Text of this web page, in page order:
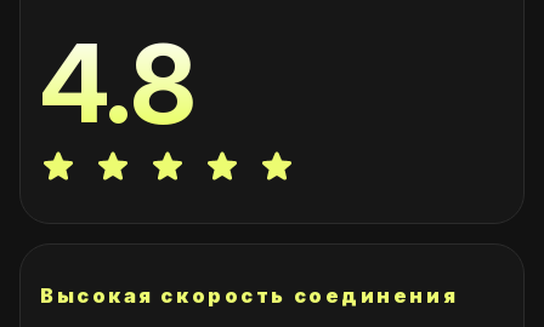
4.8
Высокая скорость соединения